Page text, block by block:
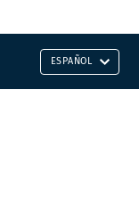
ESPAÑOL